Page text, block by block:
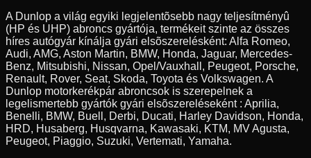
A Dunlop a világ egyiki legjelentõsebb nagy teljesítményû
(HP és UHP) abroncs gyártója, termékeit szinte az összes
híres autógyár kínálja gyári elsõszerelésként: Alfa Romeo,
Audi, AMG, Aston Martin, BMW, Honda, Jaguar, Mercedes-
Benz, Mitsubishi, Nissan, Opel/Vauxhall, Peugeot, Porsche,
Renault, Rover, Seat, Skoda, Toyota és Volkswagen. A
Dunlop motorkerékpár abroncsok is szerepelnek a
legelismertebb gyártók gyári elsõszereléseként : Aprilia,
Benelli, BMW, Buell, Derbi, Ducati, Harley Davidson, Honda,
HRD, Husaberg, Husqvarna, Kawasaki, KTM, MV Agusta,
Peugeot, Piaggio, Suzuki, Vertemati, Yamaha.